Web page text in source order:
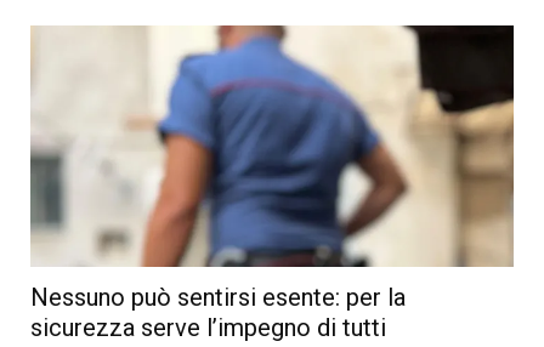
Nessuno può sentirsi esente: per la
sicurezza serve l’impegno di tutti